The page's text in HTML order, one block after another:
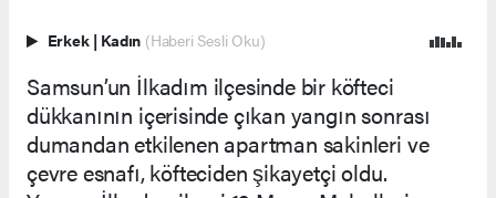
Erkek | Kadın (Haberi Sesli Oku)
Samsun’un İlkadım ilçesinde bir köfteci
dükkanının içerisinde çıkan yangın sonrası
dumandan etkilenen apartman sakinleri ve
çevre esnafı, köfteciden şikayetçi oldu.